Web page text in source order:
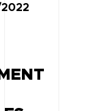
2022